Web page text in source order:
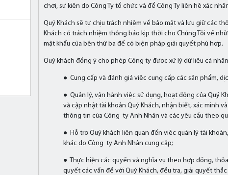
chơi, sự kiện do Công Ty tổ chức và để Công Ty liên hệ xác
Quý Khách sẽ tự chịu trách nhiệm về bảo mật và lưu giữ các
Khách có trách nhiệm thông báo kịp thời cho Chúng Tôi về
mật khẩu của bên thứ ba để có biện pháp giải quyết phù hợp.
Quý khách đồng ý cho phép Công ty được xử lý dữ liệu cá
● Cung cấp và đánh giá việc cung cấp các sản phẩm,
● Quản lý, vận hành việc sử dụng, hoạt động của Quý
và cập nhật tài khoản Quý Khách, nhận biết, xác minh
thông tin của Công ty Anh Nhân và các yêu cầu theo
● Hỗ trợ Quý khách liên quan đến việc quản lý tài
khác do Công ty Anh Nhân cung cấp;
● Thực hiện các quyền và nghĩa vụ theo hợp đồng,
quyết các vấn đề với Quý Khách, đều tra, giải quyết